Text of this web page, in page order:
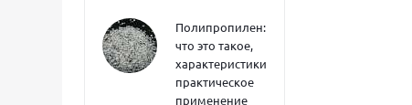
Полипропилен:
что это такое,
характеристики,
практическое
применение